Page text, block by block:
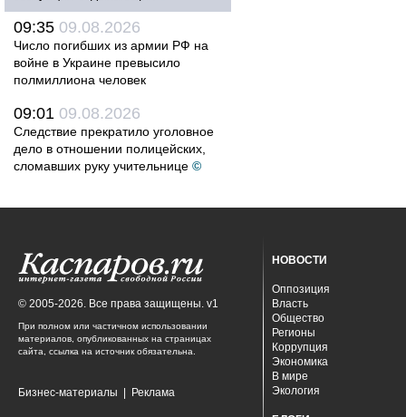
09:35 09.08.2026
Число погибших из армии РФ на
войне в Украине превысило
полмиллиона человек
09:01 09.08.2026
Следствие прекратило уголовное
дело в отношении полицейских,
сломавших руку учительнице ©
© 2005-2026. Все права защищены. v1
При полном или частичном использовании
материалов, опубликованных на страницах
сайта, ссылка на источник обязательна.
Бизнес-материалы Реклама
НОВОСТИ
Оппозиция
Власть
Общество
Регионы
Коррупция
Экономика
В мире
Экология